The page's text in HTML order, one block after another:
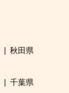
秋田県
千葉県